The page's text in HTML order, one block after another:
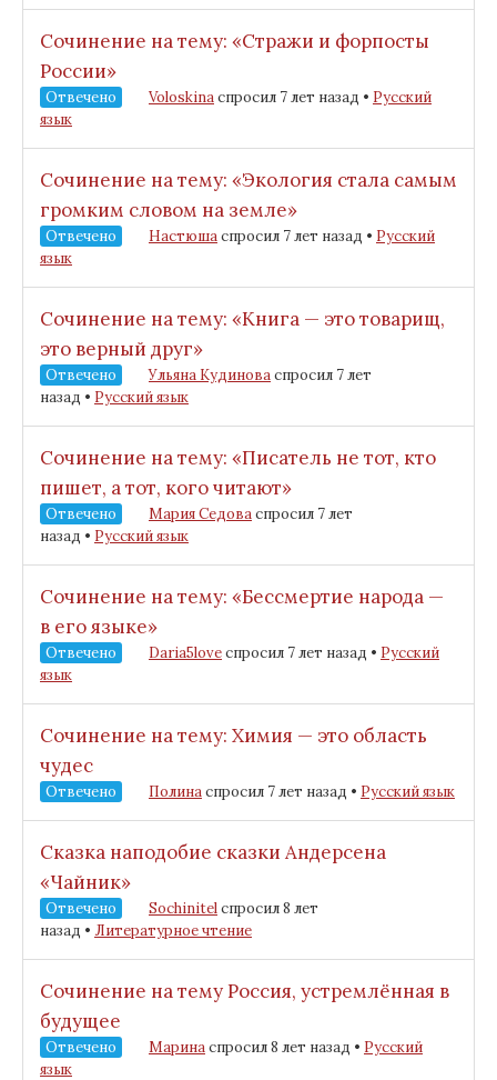
Сочинение на тему: «Стражи и форпосты
России»
Отвечено Voloskinaспросил 7 лет назад • Русский
язык
Сочинение на тему: «Экология стала самым
громким словом на земле»
Отвечено Настюшаспросил 7 лет назад • Русский
язык
Сочинение на тему: «Книга — это товарищ,
это верный друг»
Отвечено Ульяна Кудиноваспросил 7 лет
назад • Русский язык
Сочинение на тему: «Писатель не тот, кто
пишет, а тот, кого читают»
Отвечено Мария Седоваспросил 7 лет
назад • Русский язык
Сочинение на тему: «Бессмертие народа —
в его языке»
Отвечено Daria5loveспросил 7 лет назад • Русский
язык
Сочинение на тему: Химия — это область
чудес
Отвечено Полинаспросил 7 лет назад • Русский язык
Сказка наподобие сказки Андерсена
«Чайник»
Отвечено Sochinitelспросил 8 лет
назад • Литературное чтение
Сочинение на тему Россия, устремлённая в
будущее
Отвечено Маринаспросил 8 лет назад • Русский
язык